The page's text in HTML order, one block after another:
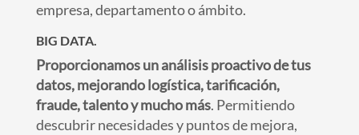
empresa, departamento o ámbito.
BIG DATA.
Proporcionamos un análisis proactivo de tus
datos, mejorando logística, tarificación,
fraude, talento y mucho más. Permitiendo
descubrir necesidades y puntos de mejora,